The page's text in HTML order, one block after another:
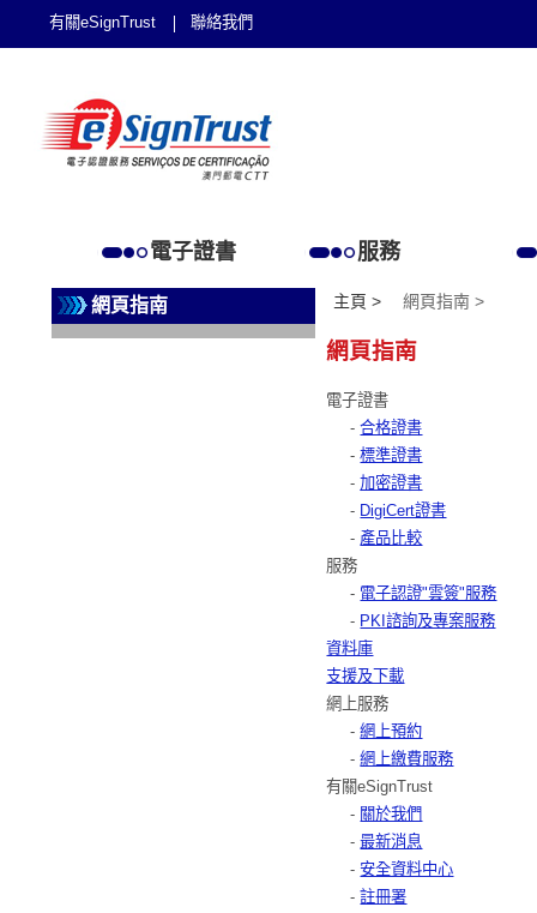
有關eSignTrust 聯絡我們
電子證書 服務
網頁指南 主頁 > 網頁指南 >
網頁指南
電子證書
-合格證書
-標準證書
-加密證書
- DigiCert證書
- 產品比較
服務
- 電子認證"雲簽"服務
- PKI諮詢及專案服務
資料庫
支援及下載
網上服務
-網上預約
-網上繳費服務
有關eSignTrust
- 關於我們
-最新消息
- 安全資料中心
-註冊署